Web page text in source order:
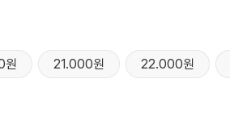
원 21.000원 22.000원